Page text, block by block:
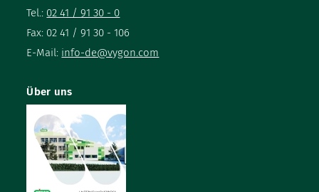
Tel.: 02 41 / 91 30 - 0
Fax: 02 41 / 91 30 - 106
E-Mail: info-de@vygon.com
Über uns